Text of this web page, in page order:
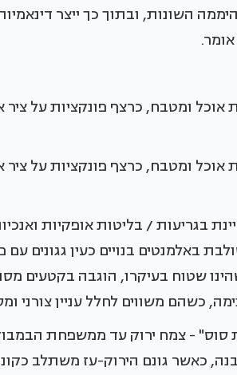
השונות, ובתוך כך ייצר
ומטבח, כרצף פונקציות על ציר
ומטבח, כרצף פונקציות על ציר
בגריעות / בליטות אופקיות
באלמנטים בנויים כעין גגונים עם
שטוח בעיקרו, הוגבה בקטעים
כשהם משווים לחלל עניין צורני
סוס" - צמח ירוק עד ממשפחת
כאשר גונם הירוק-עז משתלב